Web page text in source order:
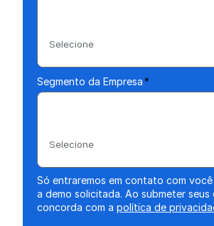
Selecione
Segmento da Empresa*
Selecione
Só entraremos em contato com
a demo solicitada. Ao submeter
concorda com a política de